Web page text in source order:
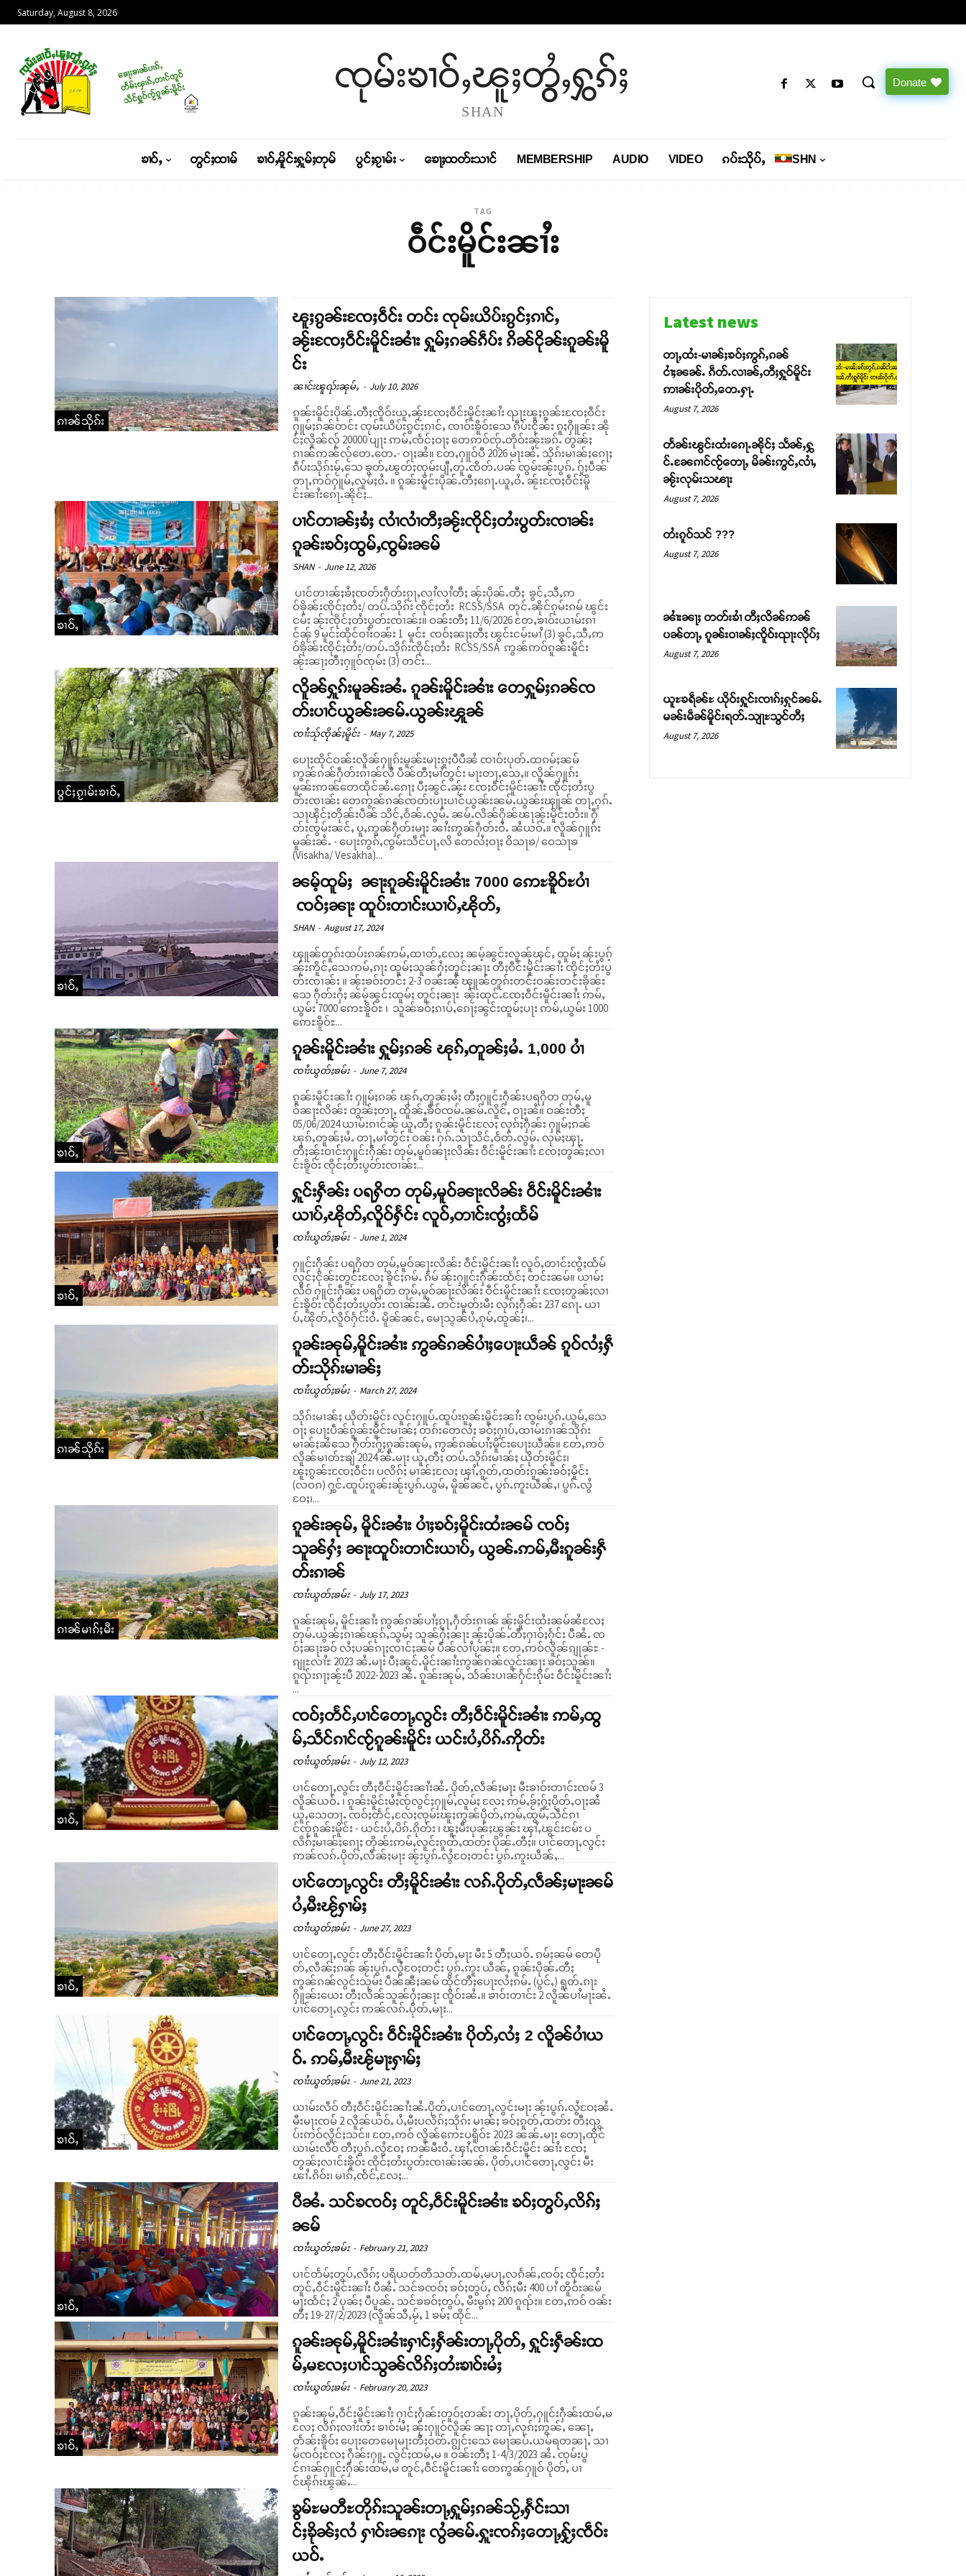
Saturday, August 8, 2026
ၸုမ်းၶၢဝ်ႇၽူႈတွႆႇႁွၵ်ႈ
SHAN
Donate
ၶၢဝ်ႇ တွင်ႈထၢမ် ၶၢဝ်ႇမိူင်းႁူမ်ႈတုမ် ပွင်ႈၵႂၢမ်း ၶေႃႈထတ်းသၢင် MEMBERSHIP AUDIO VIDEO ၵပ်းသိုပ်ႇ SHN
TAG
ဝဵင်းမိူင်းၼၢႆး
ၵၢၼ်သိုၵ်း
ၽူႈၵွၼ်းၸႄႈဝဵင်း တင်း ၸုမ်းယိပ်းၵွင်ႈၵၢင်ႇ
ၼႂ်းၸႄႈဝဵင်းမိူင်းၼၢႆး ႁူမ်ႈၵၼ်ၵဵပ်း ၵိၼ်ငိုၼ်းၵူၼ်းမိူ
င်း
ၼၢင်းၽူၺ်းၼုမ်ႇ - July 10, 2026
ၵူၼ်းမိူင်းပိုၼ်ႉတီႈၸိူဝ်းယူႇၼႂ်းၸႄႈဝဵင်းမိူင်းၼၢႆး ၺႃးၽူႈၵွၼ်းၸႄႈဝဵင်း
ႁူမ်ႈၵၼ်တင်း ၸုမ်းယိပ်းၵွင်ႈၵၢင်ႇ ၸၢဝ်းၶိူဝ်းသေ ၵဵပ်းငိုၼ်း ၵူႈႁိူၼ်း ၼို
င်ႈလိူၼ်လႂ် 20000 ပျႃး ဢမ်ႇၸႅင်ႈဝႃႈ တေဢဝ်ၸႂ်ႉတိုဝ်းၼႂ်းၶၵ်ႉ တွၼ်ႈ
ၵၢၼ်ဢၼ်လႂ်တေႉတေႉ- ဝႃႈၼႆ။ တႄႇႁူဝ်ပီ 2026 မႃးၼႆႉ သိုၵ်းမၢၼ်ႈၵေႃႈ
ၵဵပ်းသိုၵ်းမႂ်ႇသေ ၶွတ်ႇၽွတ်ႈၸုမ်းပျီႇတူႉၸိတ်ႉပၼ် ၸွမ်းၼႂ်းပွၵ်ႉ ႁႂ်ႈပဵၼ်
တႃႇဢဝ်ႁူမ်ႇလူမ်ႈဝႆႉ ။ ၵူၼ်းမိူင်းပိုၼ်ႉတီႈၵေႃႉယူႇဝႆႉ ၼႂ်းၸႄႈဝဵင်းမိူ
င်းၼၢႆးၵေႃႉၼိုင်ႈ...
ၶၢဝ်ႇ
ပၢင်တၢၼ်ႈၶႆႈ လၢႆလၢႆတီႈၼႂ်းၸိုင်ႈတႆးပွတ်းၸၢၼ်း
ၵူၼ်းၶဝ်ႈထွမ်ႇၸွမ်းၼမ်
SHAN - June 12, 2026
ပၢင်တၢၼ်ႈၶႆႈၸတ်းႁဵတ်းၵႂႃႇလၢႆလၢႆတီႈ ၼႂ်းပိုၼ်ႉတီႈ ၶွင်ႇသီႇဢ
ဝ်ၶိုၼ်းၸိုင်ႈတႆး/ တပ်ႉသိုၵ်း ၸိုင်ႈတႆး RCSS/SSA တုင်ႉၼိုင်ၵုမ်းၵမ် ၽွင်း
ငမ်း ၼႂ်းၸိုင်ႈတႆးပွတ်းၸၢၼ်း။ ဝၼ်းတီႈ 11/6/2026 တႄႇၶၢဝ်းယၢမ်းၵၢ
င်ၼႂ် 9 မူင်းထိုင်ဝၢႆးဝၼ်း 1 မူင်း ၸဝ်ႈၼႃႈတီႈ ၽွင်းငမ်းမၢႆ (3) ၶွင်ႇသီႇဢ
ဝ်ၶိုၼ်းၸိုင်ႈတႆး/တပ်ႉသိုၵ်းၸိုင်ႈတႆး RCSS/SSA ဢွၼ်ဢဝ်ၵူၼ်းမိူင်း
ၼႂ်းၼႃႈတီႈႁူဝ်ၸုမ်း (3) တင်း...
ပွင်ႈၵႂၢမ်းၶၢဝ်ႇ
လိူၼ်ႁူၵ်းမူၼ်းၼႆႉ ၵူၼ်းမိူင်းၼၢႆး တေႁူမ်ႈၵၼ်ၸ
တ်းပၢင်ယွၼ်းၼမ်ႉယွၼ်းၾူၼ်
ၸၢႆးသႂ်ၸိုၼ်ႈမိူင်း - May 7, 2025
ပေႃးထိုင်ဝၼ်းလိူၼ်ႁူၵ်းမူၼ်းမႃးၵူႈပီပီၼႆ ၸၢဝ်းပုတ်ႉထၵမ်ႈၼမ်
ဢွၼ်ၵၼ်ႁဵတ်းၵၢၼ်လီ ပဵၼ်တီႈမၢႆတွင်း မႃးတႃႇသေႇ။ လိူၼ်ႁူၵ်း
မူၼ်းဢၼ်တေထိုင်ၼႆႉၵေႃႈ ပီႈၼွင်ႉၼႂ်း ၸႄႈဝဵင်းမိူင်းၼၢႆး ၸိုင်ႈတႆးပွ
တ်းၸၢၼ်း တေဢွၼ်ၵၼ်ၸတ်းပႃးပၢင်ယွၼ်းၼမ်ႉယွၼ်းၾူၼ် တႃႇႁၵ်ႉ
သႃၾိင်ႈတိုၼ်းပဵၼ် သိင်ႇဝႅၼ်ႉလွမ်ႉ ၼမ်ႉလိၼ်ႁိၼ်ၽႃၼႂ်းမိူင်းတႆး။ ႁဵ
တ်းၸွမ်းၼင်ႇ ပူႇဢွၼ်ႁဵတ်းမႃး ၼၢႆးဢွၼ်ႁဵတ်းဝႆႉ ၼႆယဝ်ႉ။ လိူၼ်ႁူၵ်း
မူၼ်းၼႆႉ - ပေႃးဢွၵ်ႇၸွမ်းသဵင်ပႃႇလိ တေလႆႈဝႃႈ ဝိသႃၶ/ ဝေသႃၶ
(Visakha/ Vesakha)...
ၶၢဝ်ႇ
ၼမ့်ထူမ်ႈ ၼႃးၵူၼ်းမိူင်းၼၢႆး 7000 ဢေႊၶိူဝ်ႊပၢႆ
ၸဝ်ႈၼႃး ထူပ်းတၢင်းယၢပ်ႇၽိုတ်ႇ
SHAN - August 17, 2024
ၾူၼ်တူၵ်းထပ်းၵၼ်ဢမ်ႇထၢတ်ႇလႄႈ ၼမ့်ၼွင်းလူၼ့်ၾင်ႇ ထူမ်ႈ ၼႂ်းပွၵ့်
ၼႂ်းဢိူင်ႇသေဢမ်ႇၵႃး ထူမ်ႈသူၼ်ႁႆႈတူင်ႈၼႃး တီႈဝဵင်းမိူင်းၼၢႆး ၸိုင်ႈတႆးပွ
တ်းၸၢၼ်း ။ ၼႂ်းၶဝ်းတင်း 2-3 ဝၼ်းၼႆ့ ၾူၼ်တူၵ်းတင်းဝၼ်းတင်းၶိုၼ်း
သေ ႁဵတ်းႁႆႈ ၼမ့်ၼွင်းထူမ်ႈ တူင်ႈၼႃး ၼႂ်းထုင်ႉၸႄႈဝဵင်းမိူင်းၼၢႆး ဢမ်ႇ
ယွမ်း 7000 ဢေႊၶိူဝ်ႊ ၊ သူၼ်ၶဝ်ႈၵၢပ်ႇၵေႃႈၼွင်းထူမ်ႈပႃး ဢမ်ႇယွမ်း 1000
ဢေႊၶိူဝ်ႊ...
ၶၢဝ်ႇ
ၵူၼ်းမိူင်းၼၢႆး ႁူမ်ႈၵၼ် ၽုၵ်ႇတူၼ်ႈမႆႉ 1,000 ပၢႆ
ၸၢႆးယွတ်ႈၶမ်း - June 7, 2024
ၵူၼ်းမိူင်းၼၢႆး ႁူမ်ႈၵၼ် ၽုၵ်ႇတူၼ်ႈမႆႈ တီႈႁူင်းႁဵၼ်းပရႁိတ တုမ်ႇမူ
ဝ်ၼႃးလိၼ်း တွၼ်ႈတႃႇ ထိူၼ်ႇၶဵဝ်ၸမ်ႉၼမ်ႉလိူင်ႇ ဝႃႈၼႆ။ ဝၼ်းတီႈ
05/06/2024 ယၢမ်းၵၢင်ၼႂ် ယူႇတီႈ ၵူၼ်းမိူင်းလႄႈ လုၵ်ႈႁဵၼ်း ႁူမ်ႈၵၼ်
ၽုၵ်ႇတူၼ်ႈမႆႉ တႃႇမၢႆတွင်း ဝၼ်း ႁၵ်ႉသႃသိင်ႇဝႅတ်ႉလွမ်ႉ လုမ်ႈၾႃႉ
တီႈၼႂ်းဝၢင်းႁူင်းႁဵၼ်း တုမ်ႇမူဝ်ၼႃးလိၼ်း ဝဵင်းမိူင်းၼၢႆး ၸႄႈတွၼ်ႈလၢ
င်းၶိူဝ်း ၸိုင်ႈတႆးပွတ်းၸၢၼ်း...
ၶၢဝ်ႇ
ႁူင်းႁဵၼ်း ပရႁိတ တုမ်ႇမူဝ်ၼႃးလိၼ်း ဝဵင်းမိူင်းၼၢႆး
ယၢပ်ႇၽိုတ်ႇလိူဝ်ႁႅင်း လူဝ်ႇတၢင်းၸွႆႈထႅမ်
ၸၢႆးယွတ်ႈၶမ်း - June 1, 2024
ႁူင်းႁဵၼ်း ပရႁိတ တုမ်ႇမူဝ်ၼႃးလိၼ်း ဝဵင်းမိူင်းၼၢႆး လူဝ်ႇတၢင်းၸွႆႈထႅမ်
လွင်ႈငိုၼ်းတွင်းလႄႈ ၶိူင်ႈၵမ်ႉ ၵႅမ် ၼႂ်းႁူင်းႁဵၼ်းထႅင်ႈ တင်းၼမ်။ ယၢမ်း
လဵဝ် ႁူင်းႁဵၼ်း ပရႁိတ တုမ်ႇမူဝ်ၼႃးလိၼ်း ဝဵင်းမိူင်းၼၢႆး ၸႄႈတွၼ်ႈလၢ
င်းၶိူဝ်း ၸိုင်ႈတႆးပွတ်း ၸၢၼ်းၼႆႉ တင်းမူတ်းမီး လုၵ်ႈႁဵၼ်း 237 ၵေႃႉ ယၢ
ပ်ႇၽိုတ်ႇလိူဝ်ႁႅင်းဝႆႉ မိူၼ်ၼင်ႇ မေႃသွၼ်ပႆႇၵုမ်ႇထူၼ်ႈ၊...
ၵၢၼ်သိုၵ်း
ၵူၼ်းၼုမ်ႇမိူင်းၼၢႆး ဢွၼ်ၵၼ်ပၢႆႈပေႃးယဵၼ် ၵူဝ်လႆႈႁဵ
တ်းသိုၵ်းမၢၼ်ႈ
ၸၢႆးယွတ်ႈၶမ်း - March 27, 2024
သိုၵ်းမၢၼ်ႈ ယိုတ်းမိူင်း လူင်းႁူပ်ႉထူပ်းၵူၼ်းမိူင်းၼၢႆး ၸွမ်းပွၵ်ႉယွမ်ႇသေ
ဝႃႈ ပေႃးပဵၼ်ၵူၼ်းမိူင်းမၢၼ်ႈ တၵ်းတေလႆႈ ၶဝ်ႈႁၢပ်ႇထၢမ်းၵၢၼ်သိုၵ်း
မၢၼ်ႈၼႆသေ ႁဵတ်းႁႂ်ႈၵူၼ်းၼုမ်ႇ ဢွၼ်ၵၼ်ပၢႆႈမိူင်းပေႃးယဵၼ်။ တႄႇဢဝ်
လိူၼ်မၢတ်ႊၶျ် 2024 ၼႆႉမႃး ယူႇတီႈ တပ်ႉသိုၵ်းမၢၼ်ႈ ယိုတ်းမိူင်း၊
ၽူႈၵွၼ်းၸႄႈဝဵင်း၊ ပလိၵ်ႈ မၢၼ်ႈလႄႈ ၾၢႆႇၵူတ်ႇထတ်းၵူၼ်းၶဝ်ႈမိူင်း
(လဝၵ) ႁွင်ႉထူပ်းၵူၼ်းၼႂ်းပွၵ်ႉယွမ်ႇ မိူၼ်ၼင်ႇ ပွၵ်ႉဢူးယဵၼ်ႇ၊ ပွၵ်ႉလွႆ
ဝႄႈ၊...
ၵၢၼ်မၢၵ်ႈမီး
ၵူၼ်းၼုမ်ႇ မိူင်းၼၢႆး ပၢႆႈၶဝ်ႈမိူင်းထႆးၼမ် ၸဝ်ႈ
သူၼ်ႁႆႈ ၼႃးထူပ်းတၢင်းယၢပ်ႇ ယွၼ်ႉဢမ်ႇမီးၵူၼ်းႁဵ
တ်းၵၢၼ်
ၸၢႆးယွတ်ႈၶမ်း - July 17, 2023
ၵူၼ်းၼုမ်ႇ မိူင်းၼၢႆး ဢွၼ်ၵၼ်ပၢႆႈၵႂႃႇႁဵတ်းၵၢၼ် ၼႂ်းမိူင်းထႆးၼမ်ၼႆလႄႈ
တုမ်ႉယွၼ်ႈၵၢၼ်ၽုၵ်ႇသွမ်ႈ သူၼ်ႁႆႈၼႃး ၼႂ်းပိုၼ်ႉတီႈႁၢဝ်ႈႁႅင်း ပီၼႆႉ ၸ
ဝ်ႈၼႃးၶဝ် လႆႈပၼ်ၵႃႈၸၢင်ႈၼမ် ပဵၼ်လၢႆပုၼ်ႈ။ တႄႇဢဝ်လိူၼ်ၵျုၼ်ႊ -
ၵျုႊလၢႆႊ 2023 ၼႆႉမႃး ပီႈၼွင်ႉမိူင်းၼၢႆးဢွၼ်ၵၼ်လူင်းၼႃး ၶဝ်ႈသူၼ်။
ၵူၺ်းၵႃႈၼႂ်းပီ 2022-2023 ၼႆႉ ၵူၼ်းၼုမ်ႇ သႅၼ်းပၢၼ်ႁႅင်းၵိုမ်း ဝဵင်းမိူင်းၼၢႆး
...
ၶၢဝ်ႇ
ၸဝ်ႈတႅင်ႇပၢင်တေႃႇလွင်း တီႈဝဵင်းမိူင်းၼၢႆး ဢမ်ႇထွ
မ်ႇသဵင်ၵၢင်ၸႂ်ၵူၼ်းမိူင်း ယင်းပႆႇပိၵ်ႉဢိုတ်း
ၸၢႆးယွတ်ႈၶမ်း - July 12, 2023
ပၢင်တေႃႇလွင်း တီႈဝဵင်းမိူင်းၼၢႆးၼႆႉ ပိုတ်ႇလဵၼ်ႈမႃး မီးၶၢဝ်းတၢင်းၸမ် 3
လိူၼ်ယဝ်ႉ ၊ ၵူၼ်းမိူင်းမႆႈၸႂ်လွင်ႈႁူမ်ႇလူမ်ႈ လႄႈ ဢမ်ႇၶႂ်ႈႁႂ်ႈပိုတ်ႇဝႃႈၼႆ
ယူႇသေတႃႉ ၸဝ်ႈတႅင်ႇလႄႈၸုမ်းၽူႈဢွၼ်ပိုတ်ႇဢမ်ႇထွမ်ႇသဵင်ၵၢ
င်ၸႂ်ၵူၼ်းမိူင်း - ယင်းပႆႇပိၵ်ႉၵိုတ်း ၊ ၽူႈမီးပုၼ်ႈၽွၼ်း ၾၢႆႇၽွင်းငမ်း ပ
လိၵ်ႈမၢၼ်ႈၵေႃႈ တိုၼ်းဢမ်ႇလူင်းၵူတ်ႇထတ်း ပိုၼ်ႉတီႈ။ ပၢင်တေႃႇလွင်း
ဢၼ်လၵ်ႉပိုတ်ႇလဵၼ်ႈမႃး ၼႂ်းပွၵ်ႉလွႆဝႄႈတင်း ပွၵ်ႉဢူးယဵၼ်ႇ...
ၶၢဝ်ႇ
ပၢင်တေႃႇလွင်း တီႈမိူင်းၼၢႆး လၵ်ႉပိုတ်ႇလဵၼ်ႈမႃးၼမ်
ပႆႇမီးၽႂ်ႁၢမ်ႈ
ၸၢႆးယွတ်ႈၶမ်း - June 27, 2023
ပၢင်တေႃႇလွင်း တီႈဝဵင်းမိူင်းၼၢႆး ပိုတ်ႇမႃး မီး 5 တီႈယဝ်ႉ ၵမ်ႈၼမ် တေပို
တ်ႇလဵၼ်ႈၵၼ် ၼႂ်းပွၵ်ႉလွႆဝႄႈတင်း ပွၵ်ႉဢူး ယဵၼ်ႇ ၵူၼ်းပိုၼ်ႉတီႈ
ဢွၼ်ၵၼ်လွင်းသုမ်း ပဵၼ်ၼီႈၼမ် ထိုင်တီႈပေႃးလႆႈၵမ်ႉ (ပွင်ႇ) ရူတ်ႉၵႃး
ႁိူၼ်းယေး တီႈလိၼ်သူၼ်ႁႆႈၼႃး ၸိူဝ်းၼႆႉ။ ၶၢဝ်းတၢင်း 2 လိူၼ်ပၢႆမႃးၼႆႉ
ပၢင်တေႃႇလွင်း ဢၼ်လၵ်ႉပိုတ်ႇမႃး...
ၶၢဝ်ႇ
ပၢင်တေႃႇလွင်း ဝဵင်းမိူင်းၼၢႆး ပိုတ်ႇလႆႈ 2 လိူၼ်ပၢႆယ
ဝ်ႉ ဢမ်ႇမီးၽႂ်မႃးႁၢမ်ႈ
ၸၢႆးယွတ်ႈၶမ်း - June 21, 2023
ယၢမ်းလဵဝ် တီႈဝဵင်းမိူင်းၼၢႆးၼႆႉပိုတ်ႇပၢင်တေႃႇလွင်းမႃး ၼႂ်းပွၵ်ႉလွႆဝႄႈၼႆႉ
မီးမႃးၸမ် 2 လိူၼ်ယဝ်ႉ ပႆႇမီးပလိၵ်ႈသိုၵ်း မၢၼ်ႈ ၶဝ်ႈၵူတ်ႇထတ်း တီႈၺွ
ပ်းဢဝ်လိူင်ႈသင်။ တႄႇဢဝ် လိူၼ်ဢေႊပရိူဝ်ႊ 2023 ၼၼ်ႉမႃး တေႃႇထိုင်
ယၢမ်းလဵဝ် တီႈပွၵ်ႉလွႆဝႄႈ ဢၼ်မီးဝႆႉ ၾၢႆႇၸၢၼ်းဝဵင်းမိူင်း ၼၢႆး ၸႄႈ
တွၼ်ႈလၢင်းၶိူဝ်း ၸိုင်ႈတႆးပွတ်းၸၢၼ်းၼၼ်ႉ ပိုတ်ႇပၢင်တေႃႇလွင်း မီး
ၽၢႆႉၵိဝ်း၊ မၢၵ်ႇၸႅင်ႇလႄႈ...
ၶၢဝ်ႇ
ပီၼႆႉ သင်ၶၸဝ်ႈ တူင်ႇဝဵင်းမိူင်းၼၢႆး ၶဝ်ႈတွပ်ႇလိၵ်ႈ
ၼမ်
ၸၢႆးယွတ်ႈၶမ်း - February 21, 2023
ပၢင်တႅမ်ႈတွပ်ႇလိၵ်ႈ ပရိယတ်တိသတ်ႉထမ်ႇမပႃႇလၵႅၼ်ႇၸဝ်ႈ ၸိုင်ႈတႆး
တူင်ႇဝဵင်းမိူင်းၼၢႆး ပီၼႆႉ သင်ၶၸဝ်ႈ ၶဝ်ႈတွပ်ႇ လိၵ်ႈမီး 400 ပၢႆ တိူဝ်းၼမ်
မႃးထႅင်ႈ 2 ပုၼ်ႈ ပီပူၼ်ႉ သင်ၶၶဝ်ႈတွပ်ႇ မီးမွၵ်ႈ 200 ၵူၺ်း။ တႄႇဢဝ် ဝၼ်း
တီႈ 19-27/2/2023 (လိူၼ်သီႇမႂ်ႇ 1 ၶမ်ႈ ထိုင်...
ၶၢဝ်ႇ
ၵူၼ်းၼုမ်ႇမိူင်းၼၢႆးႁၢင်ႈႁႅၼ်းတႃႇပိုတ်ႇ ႁူင်းႁဵၼ်းထ
မ်ႇမလႄႈပၢင်သွၼ်လိၵ်ႈတႆးၶၢဝ်းမႆႈ
ၸၢႆးယွတ်ႈၶမ်း - February 20, 2023
ၵူၼ်းၼုမ်ႇဝဵင်းမိူင်းၼၢႆး ႁၢင်ႈႁႅၼ်းတူဝ်ႈတၼ်း တႃႇပိုတ်ႇႁူင်းႁဵၼ်းထမ်ႇမ
လႄႈ လိၵ်ႈလၢႆးတႆး ၶၢဝ်းမႆႈ ၼႂ်းႁူဝ်လိူၼ် ၼႃႈ တႃႇလုၵ်ႈဢွၼ်ႇ ၼေႃႇ
တႅၼ်းၶိူဝ်း ပေႃးတေမေႃမႃးတီႈဝတ်ႉၵျွင်းသေ မေႃၼပ်ႉယမ်ရတၼႃႇ သၢ
မ်ၸဝ်ႈလႄႈ ႁဵၼ်းႁူႉ လွင်ႈထမ်ႇမ ။ ဝၼ်းတီႈ 1-4/3/2023 ၼႆႉ ၸုမ်းပွ
င်ၵၢၼ်ႁူင်းႁဵၼ်းထမ်ႇမ တူင်ႇဝဵင်းမိူင်းၼၢႆး တေဢွၼ်ႁူဝ် ပိုတ်ႇ ပၢ
င်ၽိုၵ်းၽွၼ်ႉ...
ၶွမ်ႊမတီႊတိုၵ်းသူၼ်းတႃႇႁူမ်ႈၵၼ်သႂ်ႇႁႅင်းသၢ
င်ႈၶိုၼ်ႈလႆ ႁၢဝ်းၼၵႃး လွႆၼမ်ႉႁူးၸၵ်ႈတေႃႇႁႂ်ႈၸဵဝ်း
ယဝ်ႉ
Latest news
တႃႇထႆး-မၢၼ်ႈၶဝ်ႈဢွၵ်ႇၵၼ်
ငၢႆႈၼၼ်ႉ ၵဵတ်ႉလၢၼ်ႇတီႈႁူဝ်မိူင်း
ဢၢၼ်းပိုတ်ႇတေႉႁႃႉ
August 7, 2026
တႅၼ်းၽွင်းထႆးၵေႃႉၼိုင်ႈ သႅၼ်ႇႁွ
င်ႉၼႄၵၢင်ၸႂ်တေႃႇ မိၼ်းဢွင်ႇလၢႆႇ
ၼႂ်းလုမ်းသၽႃး
August 7, 2026
တႆးၵူဝ်သင် ???
August 7, 2026
ၼၢႆးၼႃႈ တတ်းၶၢႆ တီႈလိၼ်ဢၼ်
ပၼ်တႃႇ ၵူၼ်းဝၢၼ်ႈၸိူဝ်းၺႃးလိုပ်ႈ
August 7, 2026
ယူႊၶရဵၼ်ႊ ယိုဝ်းႁူင်းၸၢၵ်ႈႁုင်ၼမ်ႉ
မၼ်းမဵၼ်မိူင်းရတ်ႉသျႃႊသွင်တီႈ
August 7, 2026